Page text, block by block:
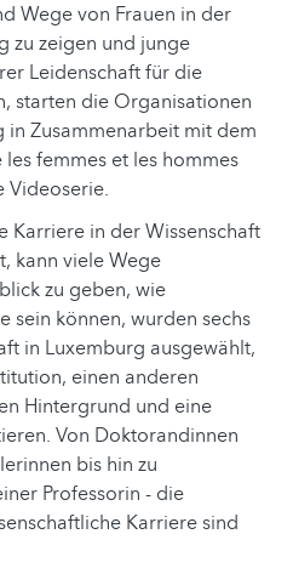
Wege von Frauen in der
zu zeigen und junge
Leidenschaft für die
starten die Organisationen
in Zusammenarbeit mit dem
femmes et les hommes
Videoserie.
Karriere in der Wissenschaft
kann viele Wege
zu geben, wie
sein können, wurden sechs
in Luxemburg ausgewählt,
einen anderen
Hintergrund und eine
Von Doktorandinnen
bis hin zu
Professorin - die
Karriere sind